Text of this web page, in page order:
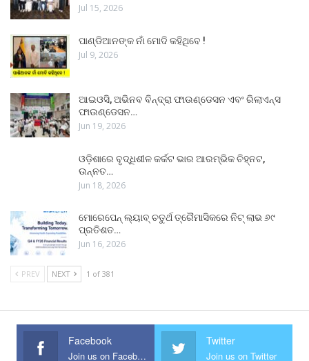
Jul 15, 2026
ପାଣ୍ଡିଆନଙ୍କ ନାଁ ମୋଦି କହିଥିବେ !
Jul 9, 2026
ଆଇଓସି, ଅଭିନବ ବିନ୍ଦ୍ରା ଫାଉଣ୍ଡେସନ ଏବଂ ରିଲାଏନ୍ସ
ଫାଉଣ୍ଡେସନ…
Jun 19, 2026
ଓଡ଼ିଶାରେ ବୃଦ୍ଧିଶୀଳ କର୍କଟ ଭାର ଆରମ୍ଭିକ ଚିହ୍ନଟ,
ଉନ୍ନତ…
Jun 18, 2026
ମୋରେପେନ୍ ଲ୍ୟାବ୍ ଚତୁର୍ଥ ତ୍ରୈମାସିକରେ ନିଟ୍ ଲାଭ ୬୯
ପ୍ରତିଶତ…
Jun 16, 2026
PREV NEXT 1 of 381
Facebook
Join us on Facebook
Twitter
Join us on Twitter